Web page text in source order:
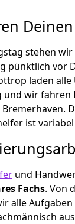
stehen
pünktlich vor
laden
und wir fahren
ist
und
Fachs. Von
alle